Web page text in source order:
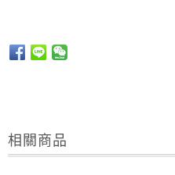
相關商品